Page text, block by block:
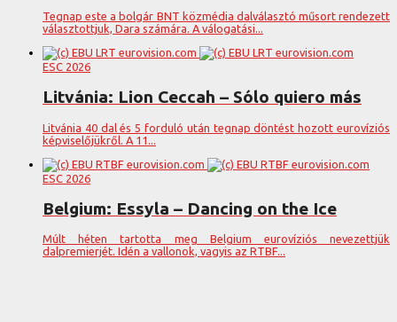
Tegnap este a bolgár BNT közmédia dalválasztó műsort rendezett
választottjuk, Dara számára. A válogatási...
ESC 2026
Litvánia: Lion Ceccah – Sólo quiero más
Litvánia 40 dal és 5 forduló után tegnap döntést hozott eurovíziós
képviselőjükről. A 11...
ESC 2026
Belgium: Essyla – Dancing on the Ice
Múlt héten tartotta meg Belgium eurovíziós nevezettjük
dalpremierjét. Idén a vallonok, vagyis az RTBF...